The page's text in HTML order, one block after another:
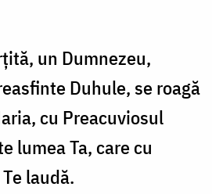
un Dum­nezeu,
Duhule, se roagă
cu Preacuviosul
lumea Ta, care cu
laudă.